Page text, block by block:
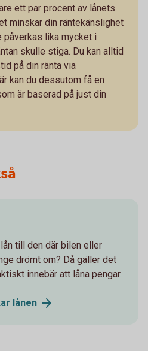
ett par procent av lånets
minskar din räntekänslighet
påverkas lika mycket i
skulle stiga. Du kan alltid
på din ränta via
kan du dessutom få en
är baserad på just din
till den där bilen eller
drömt om? Då gäller det
innebär att låna pengar.
lånen